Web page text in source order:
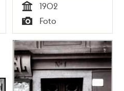
Tid
1902
Typ
Foto